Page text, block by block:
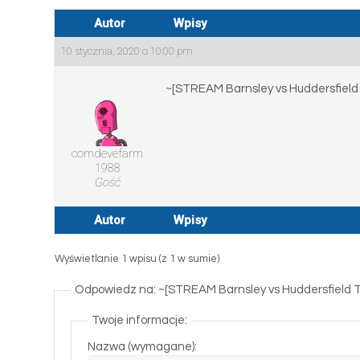
Autor Wpisy
10 stycznia, 2020 o 10:00 pm
comdevefarm
1988
Gość
~[STREAM Barnsley vs
Autor Wpisy
Wyświetlanie 1 wpisu (z 1 w sumie)
Odpowiedz na: ~[STREAM Barnsley vs Huddersfield
Twoje informacje:
Nazwa (wymagane):